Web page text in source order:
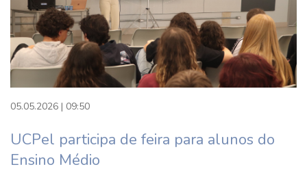
05.05.2026 | 09:50
UCPel participa de feira para alunos do
Ensino Médio